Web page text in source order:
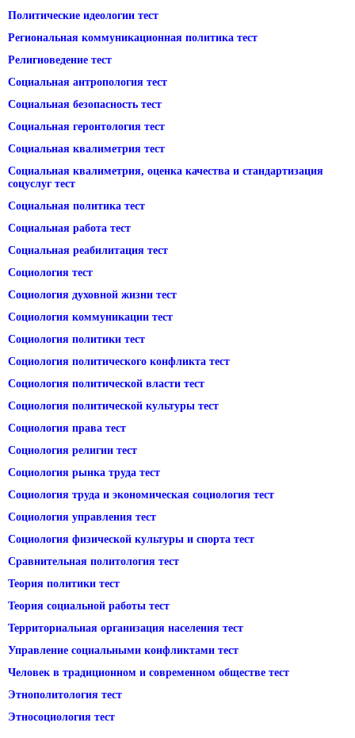
Политические идеологии тест
Региональная коммуникационная политика тест
Религиоведение тест
Социальная антропология тест
Социальная безопасность тест
Социальная геронтология тест
Социальная квалиметрия тест
Социальная квалиметрия, оценка качества и стандартизация
соцуслуг тест
Социальная политика тест
Социальная работа тест
Социальная реабилитация тест
Социология тест
Социология духовной жизни тест
Социология коммуникации тест
Социология политики тест
Социология политического конфликта тест
Социология политической власти тест
Социология политической культуры тест
Социология права тест
Социология религии тест
Социология рынка труда тест
Социология труда и экономическая социология тест
Социология управления тест
Социология физической культуры и спорта тест
Сравнительная политология тест
Теория политики тест
Теория социальной работы тест
Территориальная организация населения тест
Управление социальными конфликтами тест
Человек в традиционном и современном обществе тест
Этнополитология тест
Этносоциология тест